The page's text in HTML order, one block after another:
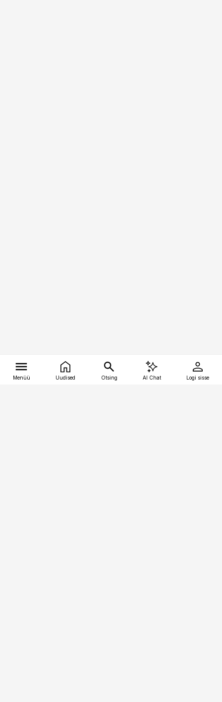
Menüü Uudised Otsing AI Chat Logi sisse